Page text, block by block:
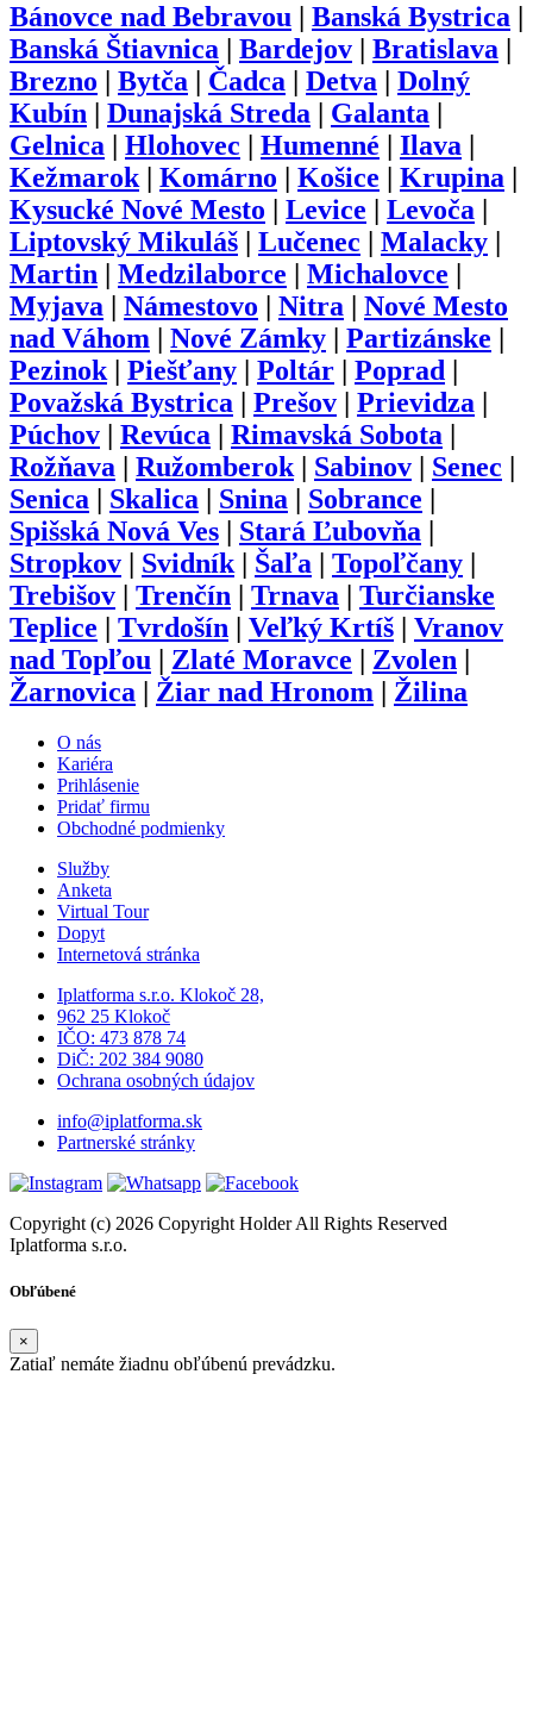
Bánovce nad Bebravou Banská Bystrica
Banská Štiavnica
Bardejov Bratislava
Brezno
Bytča Čadca Detva
Dolný
Kubín
Dunajská Streda Galanta
Gelnica
Hlohovec Humenné Ilava
Kežmarok| Komárno Košice Krupina
Kysucké Nové Mesto
Levice Levoča
Liptovský Mikuláš
Lučenec Malacky
Martin
Medzilaborce Michalovce
Myjava
Námestovo Nitra
Nové Mesto
nad Váhom
Nové Zámky Partizánske
Pezinok| Piešťany Poltár Poprad
Považská Bystrica
Prešov Prievidza
Púchov
Revúca Rimavská Sobota
Rožňava
Ružomberok| Sabinov Senec
Senica
Skalica Snina Sobrance
Spišská Nová Ves
Stará Ľubovňa
Stropkov
Svidník| Šaľa Topoľčany
Trebišov
Trenčín Trnava
Turčianske
Teplice
Tvrdošín Veľký Krtíš
Vranov
nad Topľou
Zlaté Moravce Zvolen
Žarnovica
Žiar nad Hronom Žilina
O nás
Kariéra
Prihlásenie
Pridať firmu
Obchodné podmienky
Služby
Anketa
Virtual Tour
Dopyt
Internetová stránka
Iplatforma s.r.o. Klokoč 28,
962 25 Klokoč
IČO: 473 878 74
DiČ: 202 384 9080
Ochrana osobných údajov
info@iplatforma.sk
Partnerské stránky
Copyright (c) 2026 Copyright Holder All Rights Reserved
Iplatforma s.r.o.
Obľúbené
×
Zatiaľ nemáte žiadnu obľúbenú prevádzku.